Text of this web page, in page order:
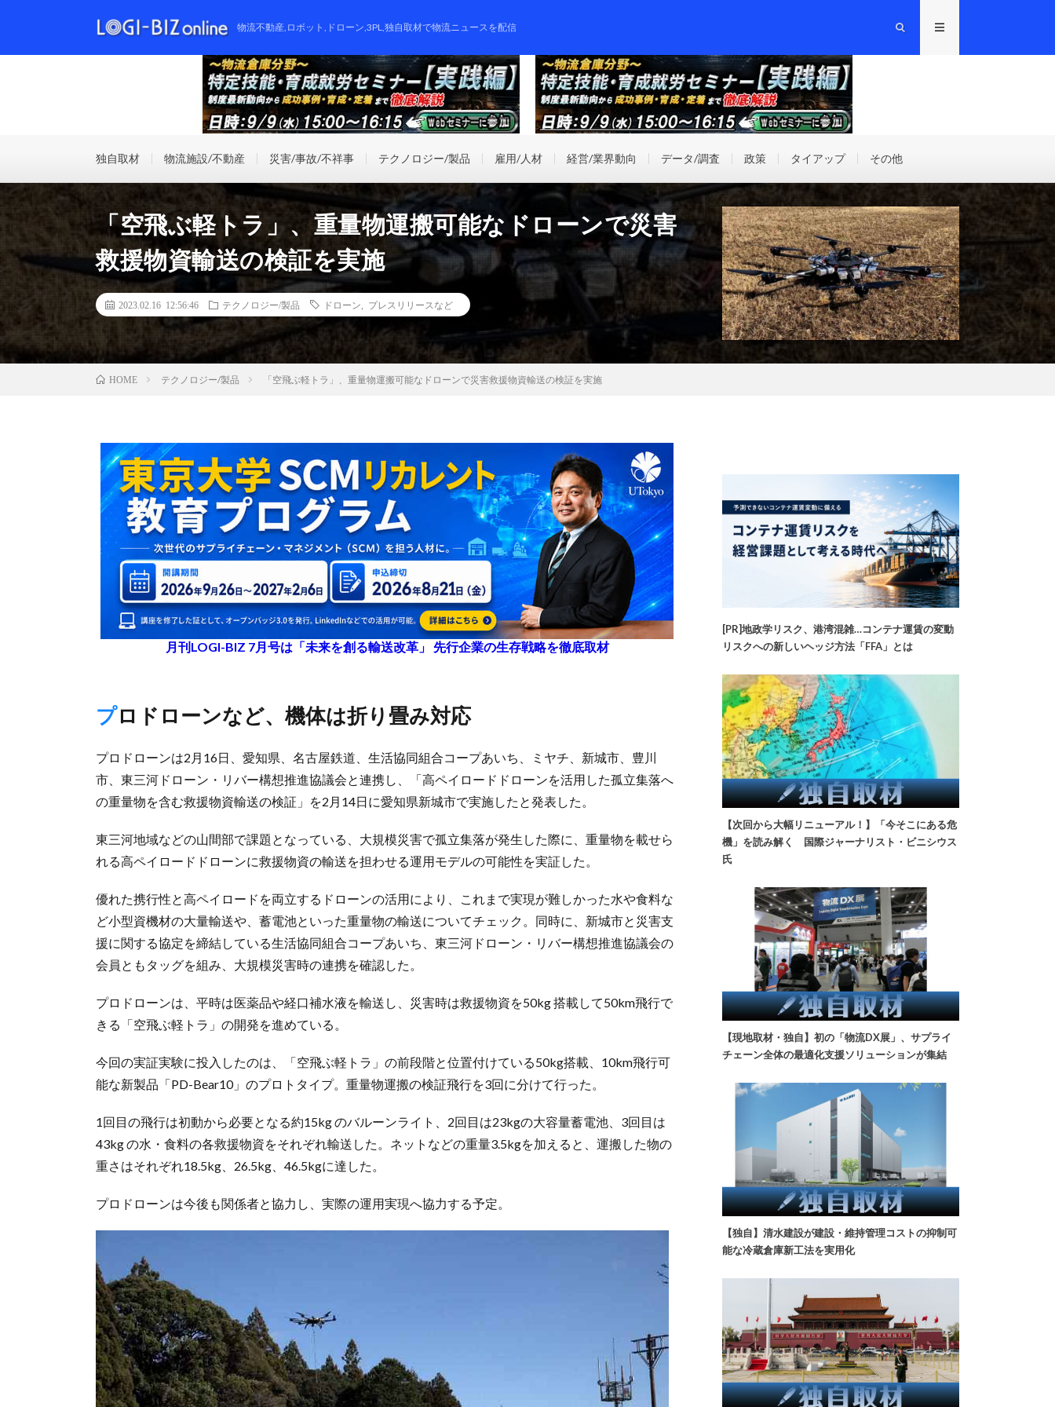
物流不動産,ロボット,ドローン,3PL,独自取材で物流ニュースを配信
独自取材 物流施設/不動産 災害/事故/不祥事 テクノロジー/製品 雇用/人材 経営/業界動向 データ/調査 政策 タイアップ その他
「空飛ぶ軽トラ」、重量物運搬可能なドローンで災害
救援物資輸送の検証を実施
2023.02.16 12:56:46 テクノロジー/製品 ドローン プレスリリースなど
HOME テクノロジー/製品 「空飛ぶ軽トラ」、重量物運搬可能なドローンで災害救援物資輸送の検証を実施
月刊LOGI-BIZ 7月号は「未来を創る輸送改革」 先行企業の生存戦略を徹底取材
プロドローンなど、機体は折り畳み対応
プロドローンは2月16日、愛知県、名古屋鉄道、生活協同組合コープあいち、ミヤチ、新城市、豊川
市、東三河ドローン・リバー構想推進協議会と連携し、「高ペイロードドローンを活用した孤立集落へ
の重量物を含む救援物資輸送の検証」を2月14日に愛知県新城市で実施したと発表した。
東三河地域などの山間部で課題となっている、大規模災害で孤立集落が発生した際に、重量物を載せら
れる高ペイロードドローンに救援物資の輸送を担わせる運用モデルの可能性を実証した。
優れた携行性と高ペイロードを両立するドローンの活用により、これまで実現が難しかった水や食料な
ど小型資機材の大量輸送や、蓄電池といった重量物の輸送についてチェック。同時に、新城市と災害支
援に関する協定を締結している生活協同組合コープあいち、東三河ドローン・リバー構想推進協議会の
会員ともタッグを組み、大規模災害時の連携を確認した。
プロドローンは、平時は医薬品や経口補水液を輸送し、災害時は救援物資を50kg 搭載して50km飛行で
きる「空飛ぶ軽トラ」の開発を進めている。
今回の実証実験に投入したのは、「空飛ぶ軽トラ」の前段階と位置付けている50kg搭載、10km飛行可
能な新製品「PD-Bear10」のプロトタイプ。重量物運搬の検証飛行を3回に分けて行った。
1回目の飛行は初動から必要となる約15kg のバルーンライト、2回目は23kgの大容量蓄電池、3回目は
43kg の水・食料の各救援物資をそれぞれ輸送した。ネットなどの重量3.5kgを加えると、運搬した物の
重さはそれぞれ18.5kg、26.5kg、46.5kgに達した。
プロドローンは今後も関係者と協力し、実際の運用実現へ協力する予定。
[PR]地政学リスク、港湾混雑…コンテナ運賃の変動
リスクへの新しいヘッジ方法「FFA」とは
【次回から大幅リニューアル！】「今そこにある危
機」を読み解く 国際ジャーナリスト・ビニシウス
氏
【現地取材・独自】初の「物流DX展」、サプライ
チェーン全体の最適化支援ソリューションが集結
【独自】清水建設が建設・維持管理コストの抑制可
能な冷蔵倉庫新工法を実用化